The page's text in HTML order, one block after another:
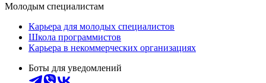
Молодым специалистам
Карьера для молодых специалистов
Школа программистов
Карьера в некоммерческих организациях
Боты для уведомлений